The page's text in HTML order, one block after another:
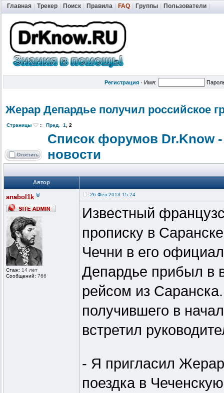
Главная Трекер Поиск Правила FAQ Группы Пользователи
Регистрация · Имя:
Жерар Депардье получил российское
Страницы : Пред. 1, 2
Список форумов Dr.Know
новости
Автор
anabol1k ®
Стаж: 14 лет
Сообщений: 766
26-Фев-2013 15:24
Известный
прописку в
Чечни в его
Депардье прибыл в
рейсом из
получившего в
встретил
- Я пригласил
поездка в